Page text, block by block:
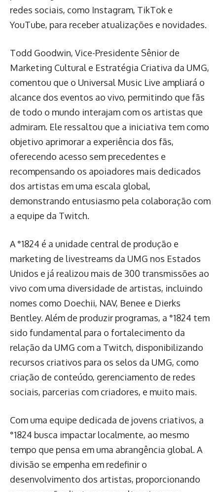
redes sociais, como Instagram, TikTok e
YouTube, para receber atualizações e novidades.
Todd Goodwin, Vice-Presidente Sênior de
Marketing Cultural e Estratégia Criativa da UMG,
comentou que o Universal Music Live ampliará o
alcance dos eventos ao vivo, permitindo que fãs
de todo o mundo interajam com os artistas que
admiram. Ele ressaltou que a iniciativa tem como
objetivo aprimorar a experiência dos fãs,
oferecendo acesso sem precedentes e
recompensando os apoiadores mais dedicados
dos artistas em uma escala global,
demonstrando entusiasmo pela colaboração com
a equipe da Twitch.
A °1824 é a unidade central de produção e
marketing de livestreams da UMG nos Estados
Unidos e já realizou mais de 300 transmissões ao
vivo com uma diversidade de artistas, incluindo
nomes como Doechii, NAV, Benee e Dierks
Bentley. Além de produzir programas, a °1824 tem
sido fundamental para o fortalecimento da
relação da UMG com a Twitch, disponibilizando
recursos criativos para os selos da UMG, como
criação de conteúdo, gerenciamento de redes
sociais, parcerias com criadores, e muito mais.
Com uma equipe dedicada de jovens criativos, a
°1824 busca impactar localmente, ao mesmo
tempo que pensa em uma abrangência global. A
divisão se empenha em redefinir o
desenvolvimento dos artistas, proporcionando